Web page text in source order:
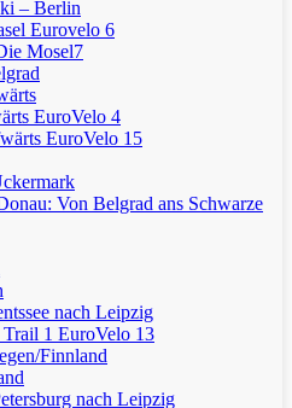
– Berlin
Eurovelo 6
Mosel7
EuroVelo 4
EuroVelo 15
Von Belgrad ans Schwarze
nach Leipzig
1 EuroVelo 13
Finnland
nach Leipzig